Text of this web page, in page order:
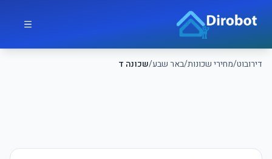
דירובוט/מחירי שכונות/באר שבע/שכונה ד
דירובוט